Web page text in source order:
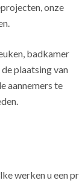
onze
badkamer
plaatsing van
aannemers te
werken u een